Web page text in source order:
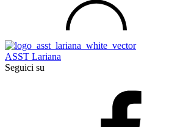
ASST Lariana
Seguici su